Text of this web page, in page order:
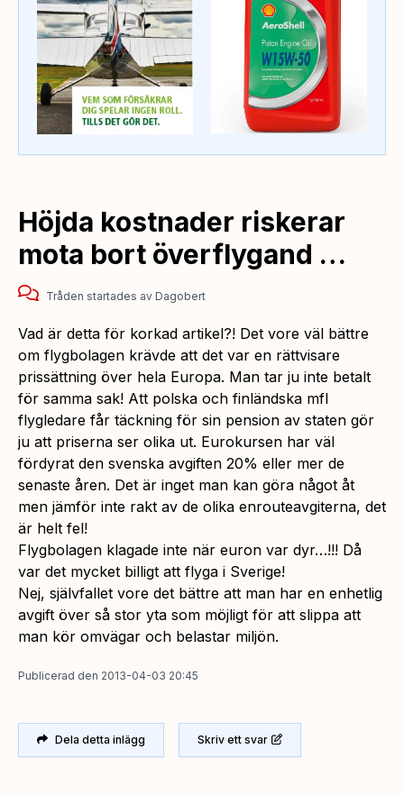
Höjda kostnader riskerar
mota bort överflygand …
Tråden startades av Dagobert
Vad är detta för korkad artikel?! Det vore väl bättre
om flygbolagen krävde att det var en rättvisare
prissättning över hela Europa. Man tar ju inte betalt
för samma sak! Att polska och finländska mfl
flygledare får täckning för sin pension av staten gör
ju att priserna ser olika ut. Eurokursen har väl
fördyrat den svenska avgiften 20% eller mer de
senaste åren. Det är inget man kan göra något åt
men jämför inte rakt av de olika enrouteavgiterna, det
är helt fel!
Flygbolagen klagade inte när euron var dyr…!!! Då
var det mycket billigt att flyga i Sverige!
Nej, självfallet vore det bättre att man har en enhetlig
avgift över så stor yta som möjligt för att slippa att
man kör omvägar och belastar miljön.
Publicerad den 2013-04-03 20:45
Dela detta inlägg Skriv ett svar